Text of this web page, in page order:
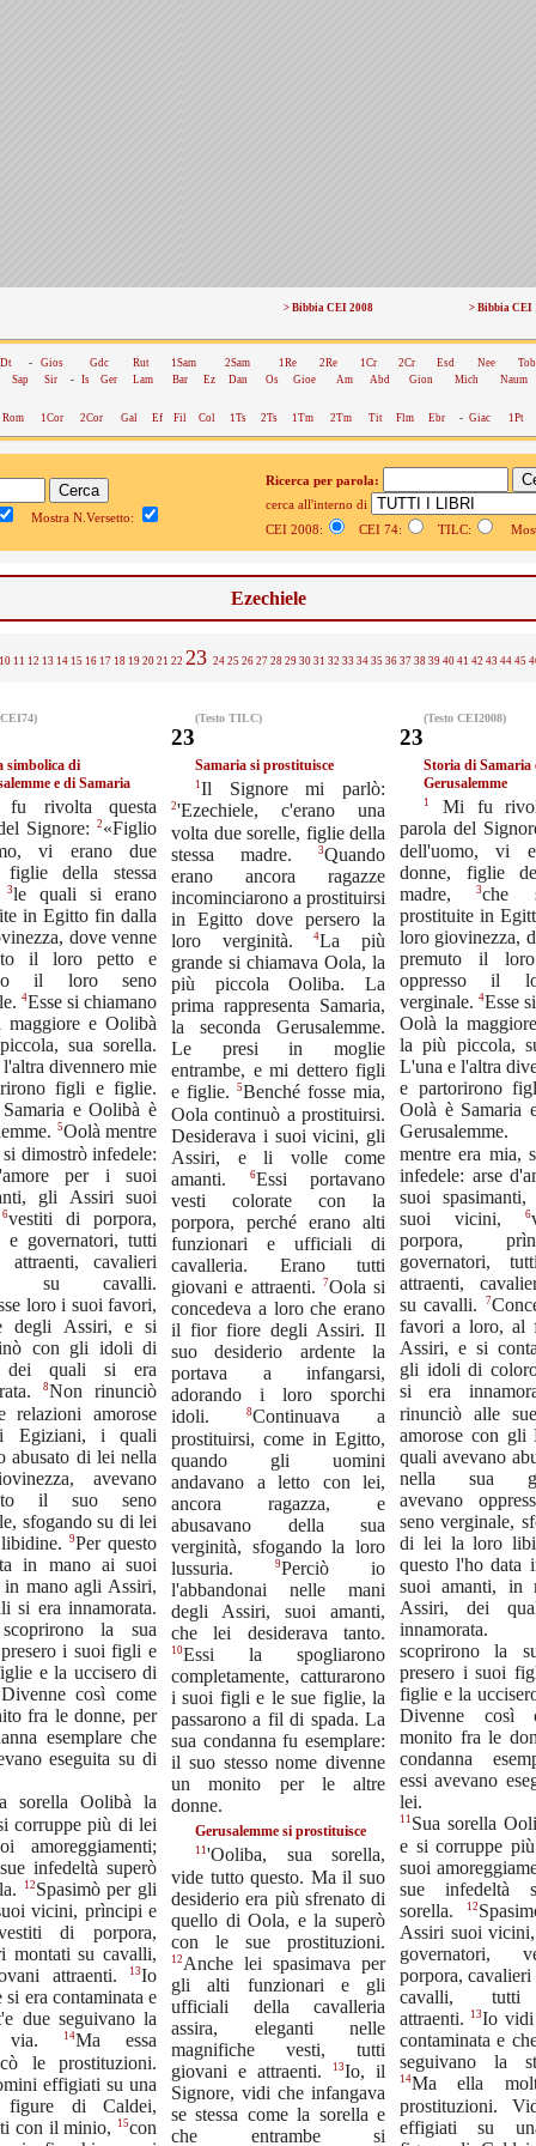
> Bibbia CEI 2008 > Bibbia CEI
Dt - Gios Gdc Rut 1Sam 2Sam 1Re 2Re 1Cr 2Cr Esd Nee
Tob
Sap
Sir - Is Ger Lam Bar Ez Dan Os Gioe Am Abd Gion Mich Naum
Rom 1Cor 2Cor Gal Ef Fil Col 1Ts 2Ts 1Tm 2Tm Tit Flm Ebr - Giac 1Pt
Mostra N.Versetto:
Ricerca per parola:
cerca all'interno di
CEI 2008:
CEI 74: TILC:
Ezechiele
10 11 12 13 14 15 16 17 18 19 20 21 22 23 24 25 26 27 28 29 30 31 32 33 34 35 36 37 38 39 40 41 42 43 44 45
simbolica di
e di Samaria
rivolta questa
Signore:
2 «Figlio
vi erano due
figlie della stessa
3le quali si erano
in Egitto fin dalla
dove venne
il loro petto e
il loro seno
4Esse si chiamano
maggiore e Oolibà
sua sorella.
divennero mie
figli e figlie.
e Oolibà è
5Oolà mentre
dimostrò infedele:
per i suoi
gli Assiri suoi
6vestiti di porpora,
e governatori, tutti
attraenti, cavalieri
su cavalli.
loro i suoi favori,
degli Assiri, e si
con gli idoli di
dei quali si era
8Non rinunciò
relazioni amorose
Egiziani, i quali
abusato di lei nella
avevano
il suo seno
sfogando su di lei
9Per questo
in mano ai suoi
in mano agli Assiri,
si era innamorata.
la sua
i suoi figli e
e la uccisero di
così come
fra le donne, per
esemplare che
eseguita su di
sorella Oolibà la
corruppe più di lei
amoreggiamenti;
infedeltà superò
12 Spasimò per gli
vicini, prìncipi e
di porpora,
montati su cavalli,
attraenti.
13Io
si era contaminata e
due seguivano la
via.
14Ma essa
le prostituzioni.
effigiati su una
figure di Caldei,
con il minio,
15con
(Testo TILC)
23
Samaria si prostituisce
1Il Signore mi parlò:
2'Ezechiele, c'erano una
volta due sorelle, figlie della
stessa madre.
3Quando
erano ancora ragazze
incominciarono a prostituirsi
in Egitto dove persero la
loro verginità.4La più
grande si chiamava Oola, la
più piccola Ooliba. La
prima rappresenta Samaria,
la seconda Gerusalemme.
Le presi in moglie
entrambe, e mi dettero figli
e figlie.
5Benché fosse mia,
Oola continuò a prostituirsi.
Desiderava i suoi vicini, gli
Assiri, e li volle come
amanti.
6Essi portavano
vesti colorate con la
porpora, perché erano alti
funzionari e ufficiali di
cavalleria. Erano tutti
giovani e attraenti.
7Oola si
concedeva a loro che erano
il fior fiore degli Assiri. Il
suo desiderio ardente la
portava a infangarsi,
adorando i loro sporchi
idoli.
8Continuava a
prostituirsi, come in Egitto,
quando gli uomini
andavano a letto con lei,
ancora ragazza, e
abusavano della sua
verginità, sfogando la loro
lussuria.
9Perciò io
l'abbandonai nelle mani
degli Assiri, suoi amanti,
che lei desiderava tanto.
10Essi la spogliarono
completamente, catturarono
i suoi figli e le sue figlie, la
passarono a fil di spada. La
sua condanna fu esemplare:
il suo stesso nome divenne
un monito per le altre
donne.
Gerusalemme si prostituisce
11'Ooliba, sua sorella,
vide tutto questo. Ma il suo
desiderio era più sfrenato di
quello di Oola, e la superò
con le sue prostituzioni.
12 Anche lei spasimava per
gli alti funzionari e gli
ufficiali della cavalleria
assira, eleganti nelle
magnifiche vesti, tutti
giovani e attraenti.
13Io, il
Signore, vidi che infangava
se stessa come la sorella e
che entrambe si
(Testo CEI2008)
23
Storia di Samaria
Gerusalemme
1
Mi fu
parola del
dell'uomo, vi
donne, figlie
madre,3che
prostituite in
loro giovinezza,
premuto il
oppresso il
verginale. 4Esse
Oolà la
la più piccola,
L'una e l'altra
e partorirono
Oolà è Samaria
mentre era mia,
infedele: arse
suoi
suoi vicini,
6
porpora,
governatori,
attraenti,
su cavalli.
7
favori a loro, al
Assiri, e si
gli idoli di
si era
rinunciò alle
amorose con gli
quali avevano
nella sua
avevano
seno verginale,
di lei la loro
questo l'ho data
suoi amanti, in
Assiri, dei
scoprirono la
presero i suoi
figlie e la
Divenne così
monito fra le
condanna
essi avevano
lei.
11 Sua sorella
e si corruppe
suoi
sue infedeltà
sorella.
12
Assiri suoi
governatori,
porpora, cavalieri
cavalli, tutti
attraenti.
13Io vidi
contaminata e
seguivano la
14Ma ella
prostituzioni.
effigiati su